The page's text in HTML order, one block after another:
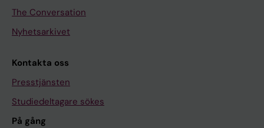
The Conversation
Nyhetsarkivet
Kontakta oss
Presstjänsten
Studiedeltagare sökes
På gång